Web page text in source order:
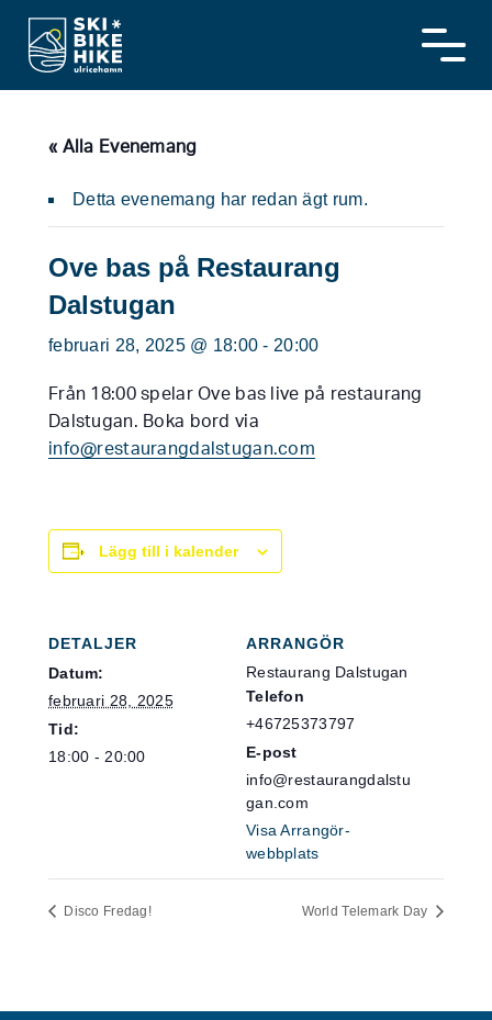
content
« Alla Evenemang
Detta evenemang har redan ägt rum.
Ove bas på Restaurang
Dalstugan
februari 28, 2025 @ 18:00 - 20:00
Från 18:00 spelar Ove bas live på restaurang
Dalstugan. Boka bord via
info@restaurangdalstugan.com
Lägg till i kalender
DETALJER
Datum:
februari 28, 2025
Tid:
18:00 - 20:00
ARRANGÖR
Restaurang Dalstugan
Telefon
+46725373797
E-post
info@restaurangdalstu
gan.com
Visa Arrangör-
webbplats
Disco Fredag! World Telemark Day